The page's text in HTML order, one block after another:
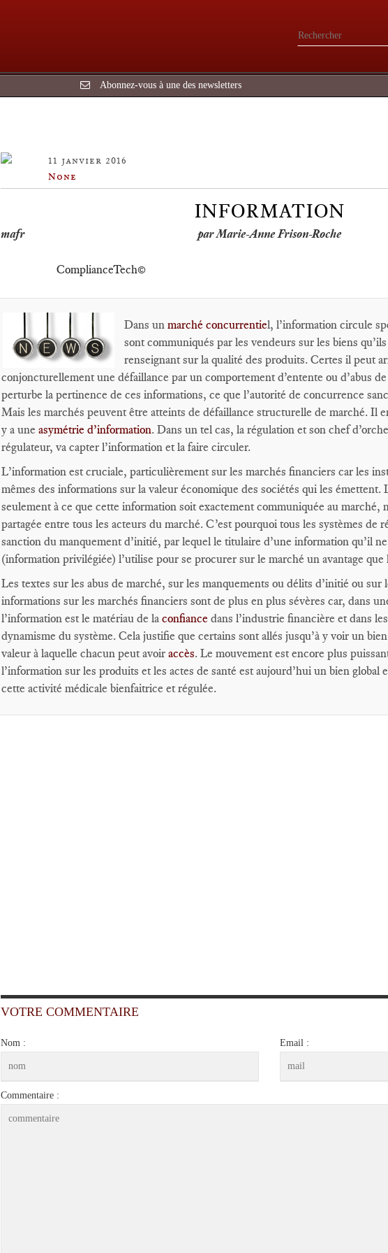
Abonnez-vous à une des newsletters
11 janvier 2016
None
INFORMATION
par Marie-Anne Frison-Roche
ComplianceTech©
Dans un marché concurrentiel, l’information circule
sont communiqués par les vendeurs sur les biens
renseignant sur la qualité des produits. Certes il peut
conjoncturellement une défaillance par un comportement d’entente ou d’abus
perturbe la pertinence de ces informations, ce que l’autorité de concurrence
Mais les marchés peuvent être atteints de défaillance structurelle de marché. Il
y a une asymétrie d’information. Dans un tel cas, la régulation et son chef
régulateur, va capter l’information et la faire circuler.
L’information est cruciale, particulièrement sur les marchés financiers car les
mêmes des informations sur la valeur économique des sociétés qui les
seulement à ce que cette information soit exactement communiquée au marché,
partagée entre tous les acteurs du marché. C’est pourquoi tous les systèmes de
sanction du manquement d’initié, par lequel le titulaire d’une information qu’il
(information privilégiée) l’utilise pour se procurer sur le marché un avantage que
Les textes sur les abus de marché, sur les manquements ou délits d’initié ou sur
informations sur les marchés financiers sont de plus en plus sévères car, dans
l’information est le matériau de la confiance dans l’industrie financière et dans
dynamisme du système. Cela justifie que certains sont allés jusqu’à y voir un
valeur à laquelle chacun peut avoir accès. Le mouvement est encore plus
l’information sur les produits et les actes de santé est aujourd’hui un bien global
cette activité médicale bienfaitrice et régulée.
VOTRE COMMENTAIRE
Nom : Email :
Commentaire :